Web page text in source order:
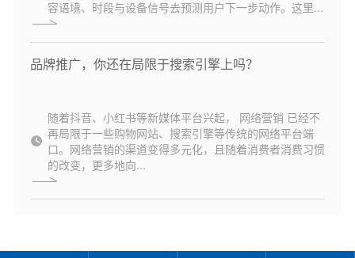
容语境、时段与设备信号去预测用户下一步动作。这里...
品牌推广，你还在局限于搜索引擎上吗？
随着抖音、小红书等新媒体平台兴起， 网络营销 已经不
再局限于一些购物网站、搜索引擎等传统的网络平台端
口。网络营销的渠道变得多元化，且随着消费者消费习惯
的改变，更多地向...